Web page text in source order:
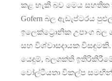
කළ හැකි බව මෙය සහතික
Gofern බල ඇඩැප්ටරය
ඉලෙක්ට්‍රොනික උපාංග බල
සහ විශ්වාසදායක
යෙදුම්, බලශක්ති
වෝල්ටීයතා විකල්ප